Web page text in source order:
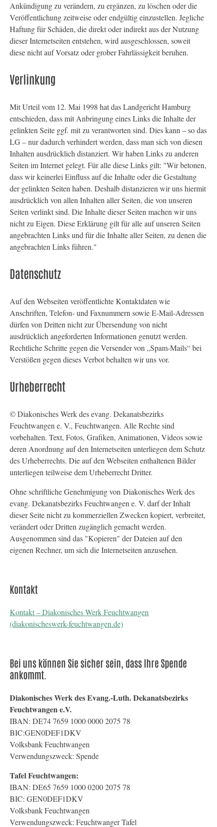
Ankündigung zu verändern, zu ergänzen, zu löschen oder die
Veröffentlichung zeitweise oder endgültig einzustellen. Jegliche
Haftung für Schäden, die direkt oder indirekt aus der Nutzung
dieser Internetseiten entstehen, wird ausgeschlossen, soweit
diese nicht auf Vorsatz oder grober Fahrlässigkeit beruhen.
Verlinkung
Mit Urteil vom 12. Mai 1998 hat das Landgericht Hamburg
entschieden, dass mit Anbringung eines Links die Inhalte der
gelinkten Seite ggf. mit zu verantworten sind. Dies kann – so das
LG – nur dadurch verhindert werden, dass man sich von diesen
Inhalten ausdrücklich distanziert. Wir haben Links zu anderen
Seiten im Internet gelegt. Für alle diese Links gilt: "Wir betonen,
dass wir keinerlei Einfluss auf die Inhalte oder die Gestaltung
der gelinkten Seiten haben. Deshalb distanzieren wir uns hiermit
ausdrücklich von allen Inhalten aller Seiten, die von unseren
Seiten verlinkt sind. Die Inhalte dieser Seiten machen wir uns
nicht zu Eigen. Diese Erklärung gilt für alle auf unseren Seiten
angebrachten Links und für die Inhalte aller Seiten, zu denen die
angebrachten Links führen."
Datenschutz
Auf den Webseiten veröffentlichte Kontaktdaten wie
Anschriften, Telefon- und Faxnummern sowie E-Mail-Adressen
dürfen von Dritten nicht zur Übersendung von nicht
ausdrücklich angeforderten Informationen genutzt werden.
Rechtliche Schritte gegen die Versender von „Spam-Mails“ bei
Verstößen gegen dieses Verbot behalten wir uns vor.
Urheberrecht
© Diakonisches Werk des evang. Dekanatsbezirks
Feuchtwangen e. V., Feuchtwangen. Alle Rechte sind
vorbehalten. Text, Fotos, Grafiken, Animationen, Videos sowie
deren Anordnung auf den Internetseiten unterliegen dem Schutz
des Urheberrechts. Die auf den Webseiten enthaltenen Bilder
unterliegen teilweise dem Urheberrecht Dritter.
Ohne schriftliche Genehmigung von Diakonisches Werk des
evang. Dekanatsbezirks Feuchtwangen e. V. darf der Inhalt
dieser Seite nicht zu kommerziellen Zwecken kopiert, verbreitet,
verändert oder Dritten zugänglich gemacht werden.
Ausgenommen sind das "Kopieren" der Dateien auf den
eigenen Rechner, um sich die Internetseiten anzusehen.
Kontakt
Kontakt – Diakonisches Werk Feuchtwangen
(diakonischeswerk-feuchtwangen.de)
Bei uns können Sie sicher sein, dass Ihre Spende
ankommt.
Diakonisches Werk des Evang.-Luth. Dekanatsbezirks
Feuchtwangen e.V.
IBAN: DE74 7659 1000 0000 2075 78
BIC:GEN0DEF1DKV
Volksbank Feuchtwangen
Verwendungszweck: Spende
Tafel Feuchtwangen:
IBAN: DE65 7659 1000 0200 2075 78
BIC: GEN0DEF1DKV
Volksbank Feuchtwangen
Verwendungszweck: Feuchtwanger Tafel